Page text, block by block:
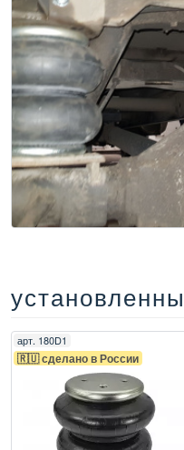
арт. 180D1
🇷🇺 сделано в России